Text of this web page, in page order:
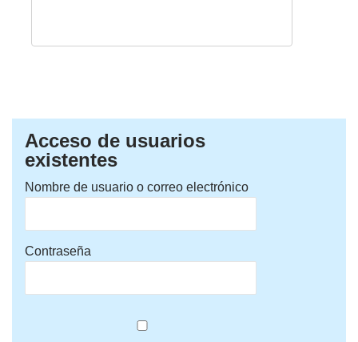
Acceso de usuarios
existentes
Nombre de usuario o correo electrónico
Contraseña